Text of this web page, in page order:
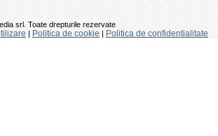
srl. Toate drepturile rezervate
| Politica de cookie | Politica de confidentialitate